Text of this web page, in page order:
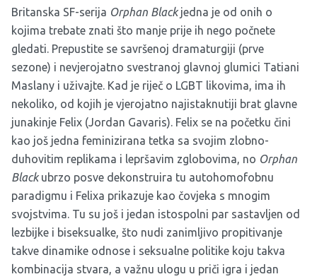
Britanska SF-serija Orphan Blackjedna je od onih o
kojima trebate znati što manje prije ih nego počnete
gledati. Prepustite se savršenoj dramaturgiji (prve
sezone) i nevjerojatno svestranoj glavnoj glumici Tatiani
Maslany i uživajte. Kad je riječ o LGBT likovima, ima ih
nekoliko, od kojih je vjerojatno najistaknutiji brat glavne
junakinje Felix (Jordan Gavaris). Felix se na početku čini
kao još jedna feminizirana tetka sa svojim zlobno-
duhovitim replikama i lepršavim zglobovima, no Orphan
Blackubrzo posve dekonstruira tu autohomofobnu
paradigmu i Felixa prikazuje kao čovjeka s mnogim
svojstvima. Tu su još i jedan istospolni par sastavljen od
lezbijke i biseksualke, što nudi zanimljivo propitivanje
takve dinamike odnose i seksualne politike koju takva
kombinacija stvara, a važnu ulogu u priči igra i jedan